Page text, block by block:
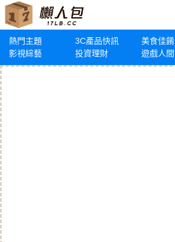
熱門主題 3C產品快訊 美食佳餚
影視綜藝
投資理財 遊戲人間